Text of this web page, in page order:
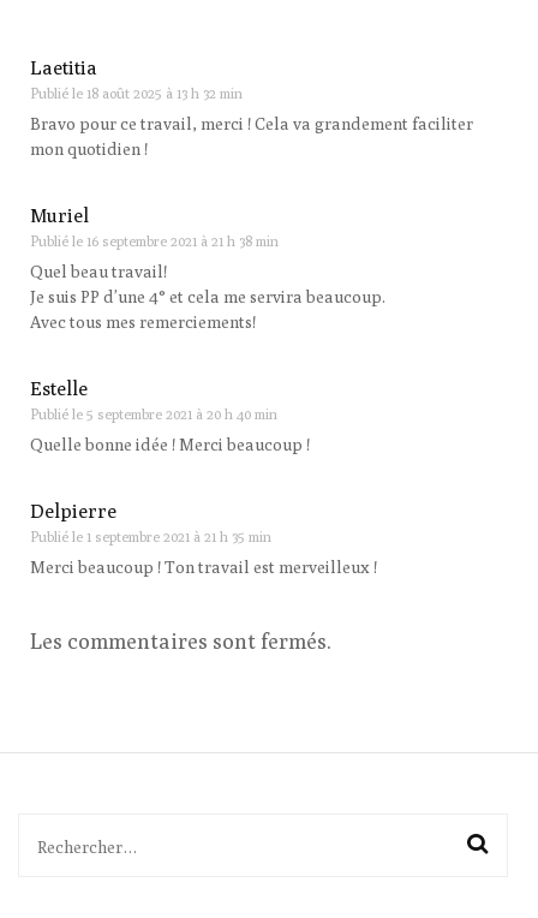
Laetitia
Publié le 18 août 2025 à 13 h 32 min
Bravo pour ce travail, merci ! Cela va grandement faciliter
mon quotidien !
Muriel
Publié le 16 septembre 2021 à 21 h 38 min
Quel beau travail!
Je suis PP d’une 4° et cela me servira beaucoup.
Avec tous mes remerciements!
Estelle
Publié le 5 septembre 2021 à 20 h 40 min
Quelle bonne idée ! Merci beaucoup !
Delpierre
Publié le 1 septembre 2021 à 21 h 35 min
Merci beaucoup ! Ton travail est merveilleux !
Les commentaires sont fermés.
Rechercher :